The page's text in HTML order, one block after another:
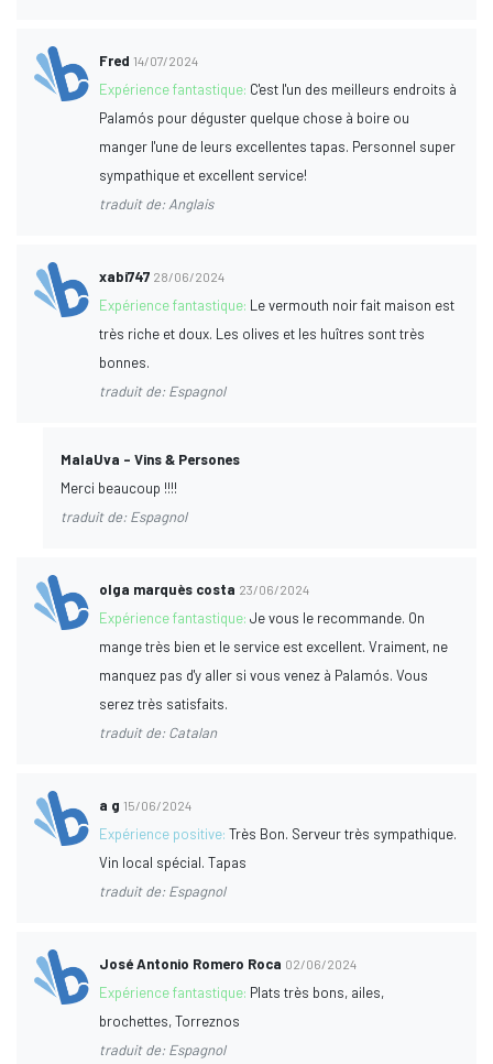
Fred 14/07/2024
Expérience fantastique: C'est l'un des meilleurs endroits à
Palamós pour déguster quelque chose à boire ou
manger l'une de leurs excellentes tapas. Personnel super
sympathique et excellent service!
traduit de: Anglais
xabi747 28/06/2024
Expérience fantastique: Le vermouth noir fait maison est
très riche et doux. Les olives et les huîtres sont très
bonnes.
traduit de: Espagnol
MalaUva - Vins & Persones
Merci beaucoup !!!!
traduit de: Espagnol
olga marquès costa 23/06/2024
Expérience fantastique:Je vous le recommande. On
mange très bien et le service est excellent. Vraiment, ne
manquez pas d'y aller si vous venez à Palamós. Vous
serez très satisfaits.
traduit de: Catalan
a g 15/06/2024
Expérience positive:Très Bon. Serveur très sympathique.
Vin local spécial. Tapas
traduit de: Espagnol
José Antonio Romero Roca 02/06/2024
Expérience fantastique: Plats très bons, ailes,
brochettes, Torreznos
traduit de: Espagnol